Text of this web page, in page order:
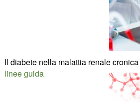
Il diabete nella malattia renale cronica
linee guida